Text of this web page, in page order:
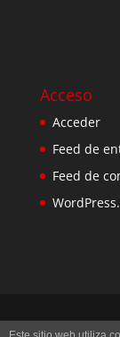
Acceso
Acceder
Feed de
Feed de